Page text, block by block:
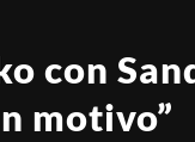
con
motivo”